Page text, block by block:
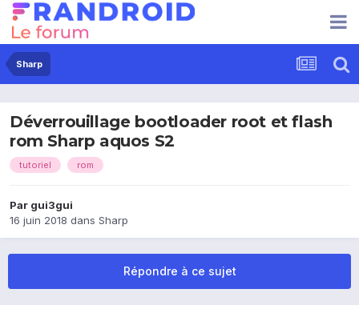
Sharp
Déverrouillage bootloader root et flash
rom Sharp aquos S2
tutoriel rom
Par gui3gui
16 juin 2018 dans Sharp
Répondre à ce sujet